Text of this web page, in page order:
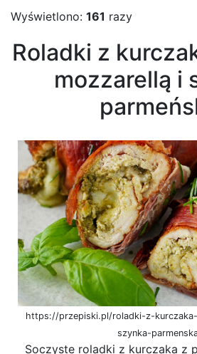
Wyświetlono: 161 razy
Roladki z
mozzarellą i
https://przepiski.pl/roladki-z-
szynka-
Soczyste roladki z kurczaka z